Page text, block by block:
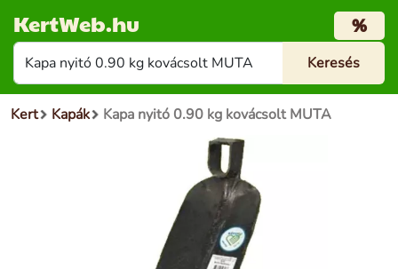
KertWeb.hu %
Kert Kapák Kapa nyitó 0.90 kg kovácsolt MUTA